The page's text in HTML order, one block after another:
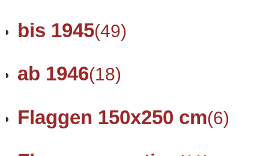
bis 1945(49)
ab 1946(18)
Flaggen 150x250 cm(6)